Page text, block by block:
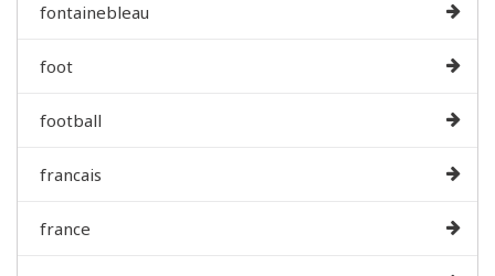
fontainebleau
foot
football
francais
france